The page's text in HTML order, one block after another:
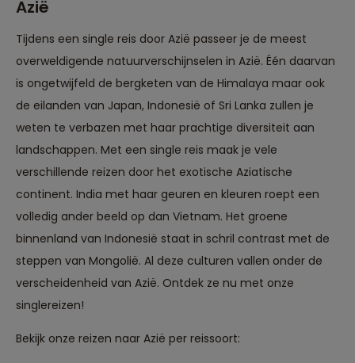
Azië
Tijdens een single reis door Azië passeer je de meest
overweldigende natuurverschijnselen in Azië. Één daarvan
is ongetwijfeld de bergketen van de Himalaya maar ook
de eilanden van Japan, Indonesië of Sri Lanka zullen je
weten te verbazen met haar prachtige diversiteit aan
landschappen. Met een single reis maak je vele
verschillende reizen door het exotische Aziatische
continent. India met haar geuren en kleuren roept een
volledig ander beeld op dan Vietnam. Het groene
binnenland van Indonesië staat in schril contrast met de
steppen van Mongolië. Al deze culturen vallen onder de
verscheidenheid van Azië. Ontdek ze nu met onze
singlereizen!
Bekijk onze reizen naar Azië per reissoort: